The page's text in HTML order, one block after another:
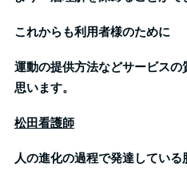
これからも利用者様のために
運動の提供方法などサービス
思います。
松田看護師
人の進化の過程で発達している